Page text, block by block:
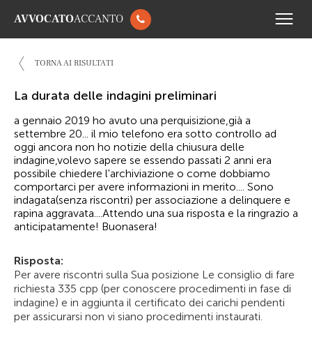
AVVOCATOACCANTO
TORNA AI RISULTATI
La durata delle indagini preliminari
a gennaio 2019 ho avuto una perquisizione,già a
settembre 20... il mio telefono era sotto controllo ad
oggi ancora non ho notizie della chiusura delle
indagine,volevo sapere se essendo passati 2 anni era
possibile chiedere l'archiviazione o come dobbiamo
comportarci per avere informazioni in merito.... Sono
indagata(senza riscontri) per associazione a delinquere e
rapina aggravata....Attendo una sua risposta e la ringrazio a
anticipatamente! Buonasera!
Risposta:
Per avere riscontri sulla Sua posizione Le consiglio di fare
richiesta 335 cpp (per conoscere procedimenti in fase di
indagine) e in aggiunta il certificato dei carichi pendenti
per assicurarsi non vi siano procedimenti instaurati.